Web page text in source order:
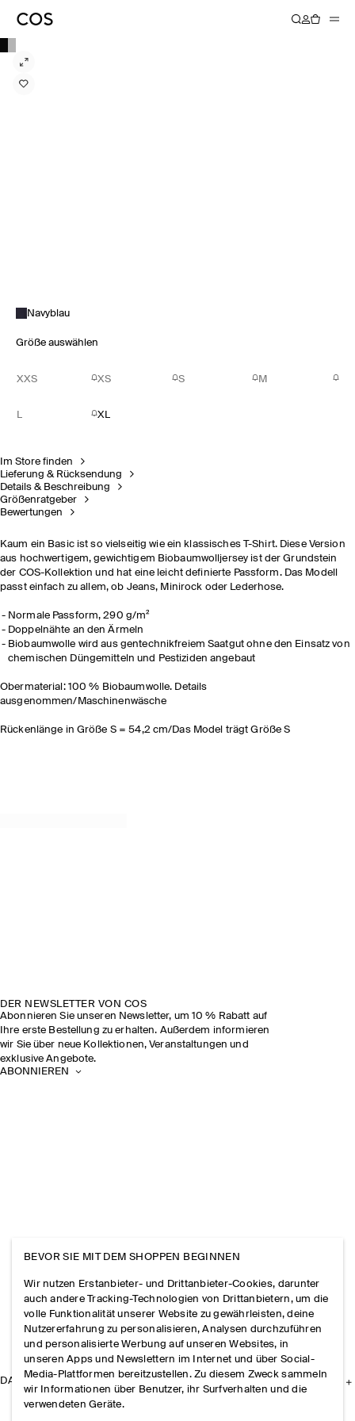
Navyblau
Größe auswählen
XXS XS S M
L XL
Im Store finden
Lieferung & Rücksendung
Details & Beschreibung
Größenratgeber
Bewertungen
Kaum ein Basic ist so vielseitig wie ein klassisches T-Shirt. Diese Version
aus hochwertigem, gewichtigem Biobaumwolljersey ist der Grundstein
der COS-Kollektion und hat eine leicht definierte Passform. Das Modell
passt einfach zu allem, ob Jeans, Minirock oder Lederhose.
Normale Passform, 290 g/m²
Doppelnähte an den Ärmeln
Biobaumwolle wird aus gentechnikfreiem Saatgut ohne den Einsatz von
chemischen Düngemitteln und Pestiziden angebaut
Obermaterial: 100 % Biobaumwolle. Details
ausgenommen/Maschinenwäsche
Rückenlänge in Größe S = 54,2 cm/Das Model trägt Größe S
DER NEWSLETTER VON COS
Abonnieren Sie unseren Newsletter, um 10 % Rabatt auf
Ihre erste Bestellung zu erhalten. Außerdem informieren
wir Sie über neue Kollektionen, Veranstaltungen und
exklusive Angebote.
ABONNIEREN
DAS UNTERNEHMEN
BEVOR SIE MIT DEM SHOPPEN BEGINNEN
Wir nutzen Erstanbieter- und Drittanbieter-Cookies, darunter
auch andere Tracking-Technologien von Drittanbietern, um die
volle Funktionalität unserer Website zu gewährleisten, deine
Nutzererfahrung zu personalisieren, Analysen durchzuführen
und personalisierte Werbung auf unseren Websites, in
unseren Apps und Newslettern im Internet und über Social-
Media-Plattformen bereitzustellen. Zu diesem Zweck sammeln
wir Informationen über Benutzer, ihr Surfverhalten und die
verwendeten Geräte.